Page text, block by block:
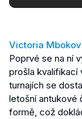
Victoria
Poprvé se na ní
prošla kvalifikací
turnajích se
letošní antukové
formě, což